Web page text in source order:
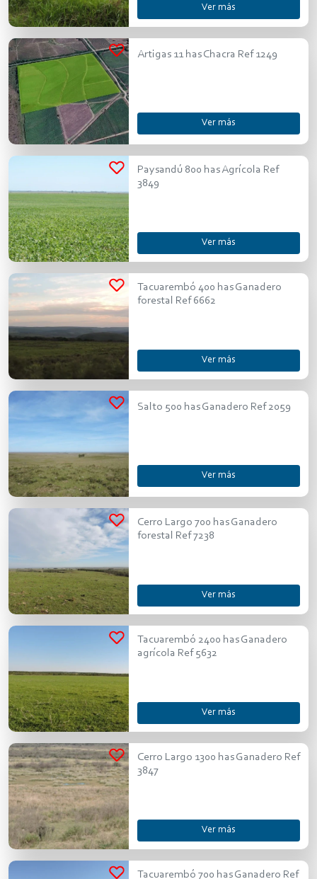
Ver más
Artigas 11 has Chacra Ref 1249
Ver más
Paysandú 800 has Agrícola Ref
3849
Ver más
Tacuarembó 400 has Ganadero
forestal Ref 6662
Ver más
Salto 500 has Ganadero Ref 2059
Ver más
Cerro Largo 700 has Ganadero
forestal Ref 7238
Ver más
Tacuarembó 2400 has Ganadero
agrícola Ref 5632
Ver más
Cerro Largo 1300 has Ganadero Ref
3847
Ver más
Tacuarembó 700 has Ganadero Ref